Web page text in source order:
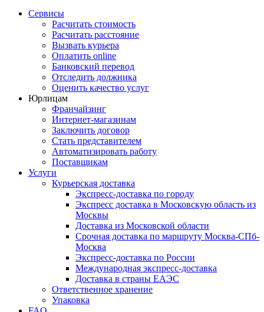
Сервисы
Расчитать стоимость
Расчитать расстояние
Вызвать курьера
Оплатить online
Банковский перевод
Отследить должника
Оценить качество услуг
Юрлицам
Франчайзинг
Интернет-магазинам
Заключить договор
Стать представителем
Автоматизировать работу
Поставщикам
Услуги
Курьерская доставка
Экспресс-доставка по городу
Экспресс доставка в Московскую область из
Москвы
Доставка из Московской области
Срочная доставка по маршруту Москва-СПб-
Москва
Экспресс-доставка по России
Международная экспресс-доставка
Доставка в страны ЕАЭС
Ответственное хранение
Упаковка